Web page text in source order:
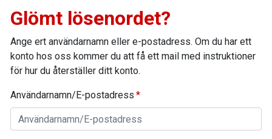
Glömt lösenordet?
Ange ert användarnamn eller e-postadress. Om du har ett
konto hos oss kommer du att få ett mail med instruktioner
för hur du återställer ditt konto.
Användarnamn/E-postadress